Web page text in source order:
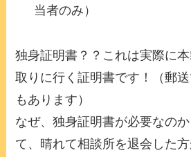
当者のみ）
独身証明書？？これは実際に
取りに行く証明書です！（郵
もあります）
なぜ、独身証明書が必要なの
て、晴れて相談所を退会した